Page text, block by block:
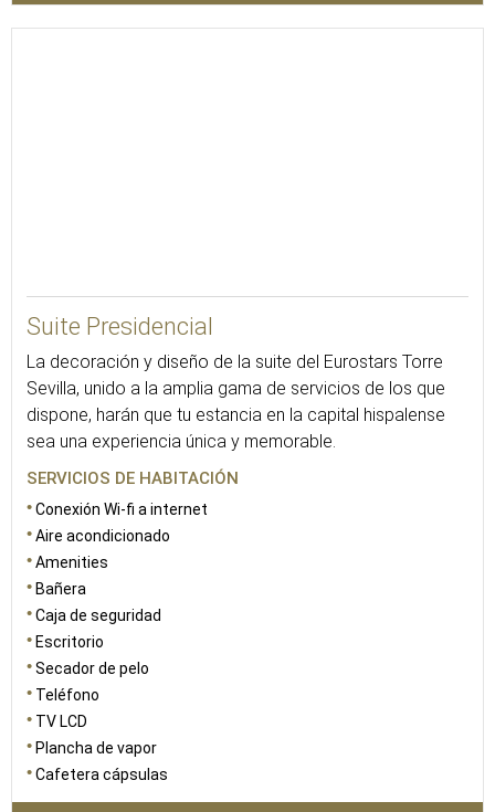
Suite Presidencial
La decoración y diseño de la suite del Eurostars Torre
Sevilla, unido a la amplia gama de servicios de los que
dispone, harán que tu estancia en la capital hispalense
sea una experiencia única y memorable.
SERVICIOS DE HABITACIÓN
Conexión Wi-fi a internet
Aire acondicionado
Amenities
Bañera
Caja de seguridad
Escritorio
Secador de pelo
Teléfono
TV LCD
Plancha de vapor
Cafetera cápsulas